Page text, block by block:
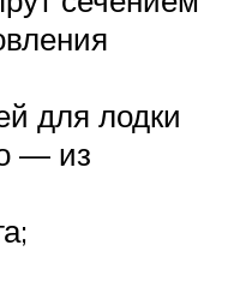
для лодки
— из